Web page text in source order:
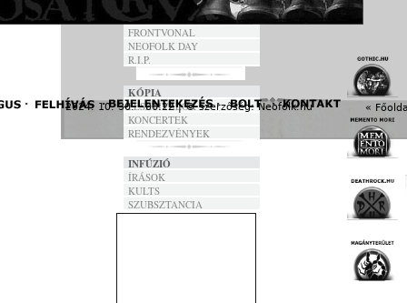
2024. 10. 30. - 06:22 | © szerzőség:Neofolk.hu «
ANNO
FRONTVONAL
NEOFOLK DAY
R.I.P.
KÓPIA
FESZTIVÁLOK
KONCERTEK
RENDEZVÉNYEK
INFÚZIÓ
ÍRÁSOK
KULTS
SZUBSZTANCIA